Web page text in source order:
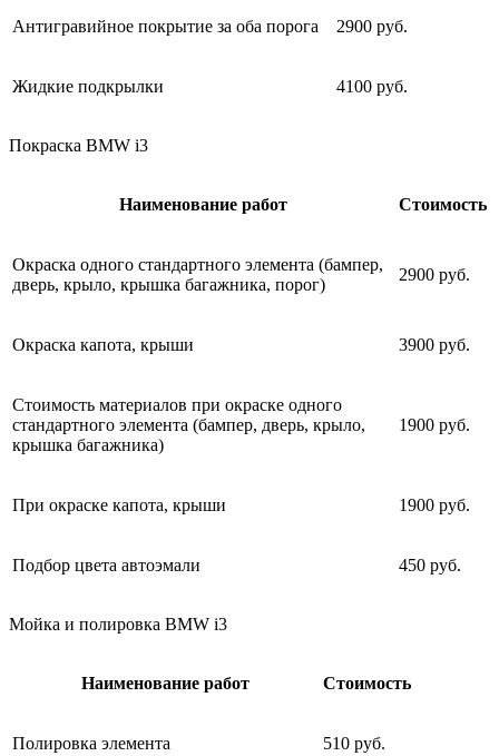
Антигравийное покрытие за оба порога 2900 руб.
Жидкие подкрылки 4100 руб.
Покраска BMW i3
Наименование работ Стоимость
Окраска одного стандартного элемента (бампер,
дверь, крыло, крышка багажника, порог)
2900 руб.
Окраска капота, крыши 3900 руб.
Стоимость материалов при окраске одного
стандартного элемента (бампер, дверь, крыло,
крышка багажника)
1900 руб.
При окраске капота, крыши 1900 руб.
Подбор цвета автоэмали 450 руб.
Мойка и полировка BMW i3
Наименование работ Стоимость
Полировка элемента 510 руб.